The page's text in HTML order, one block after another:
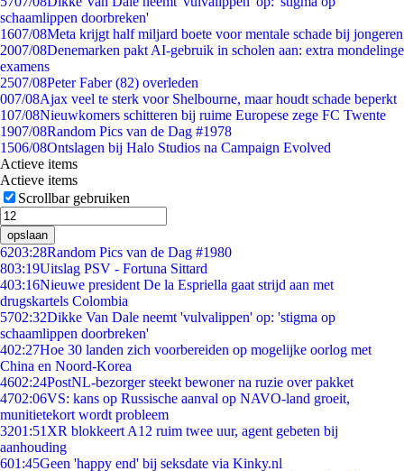
schaamlippen doorbreken'
1607/08Meta krijgt half miljard boete voor mentale schade bij jongeren
2007/08Denemarken pakt AI-gebruik in scholen aan: extra mondelinge
examens
2507/08Peter Faber (82) overleden
007/08Ajax veel te sterk voor Shelbourne, maar houdt schade beperkt
107/08Nieuwkomers schitteren bij ruime Europese zege FC Twente
1907/08Random Pics van de Dag #1978
1506/08Ontslagen bij Halo Studios na Campaign Evolved
Actieve items
Actieve items
Scrollbar gebruiken
opslaan
6203:28Random Pics van de Dag #1980
803:19Uitslag PSV - Fortuna Sittard
403:16Nieuwe president De la Espriella gaat strijd aan met
drugskartels Colombia
5702:32Dikke Van Dale neemt 'vulvalippen' op: 'stigma op
schaamlippen doorbreken'
402:27Hoe 30 landen zich voorbereiden op mogelijke oorlog met
China en Noord-Korea
4602:24PostNL-bezorger steekt bewoner na ruzie over pakket
4702:06VS: kans op Russische aanval op NAVO-land groeit,
munitietekort wordt probleem
3201:51 XR blokkeert A12 ruim twee uur, agent gebeten bij
aanhouding
601:45Geen 'happy end' bij seksdate via Kinky.nl